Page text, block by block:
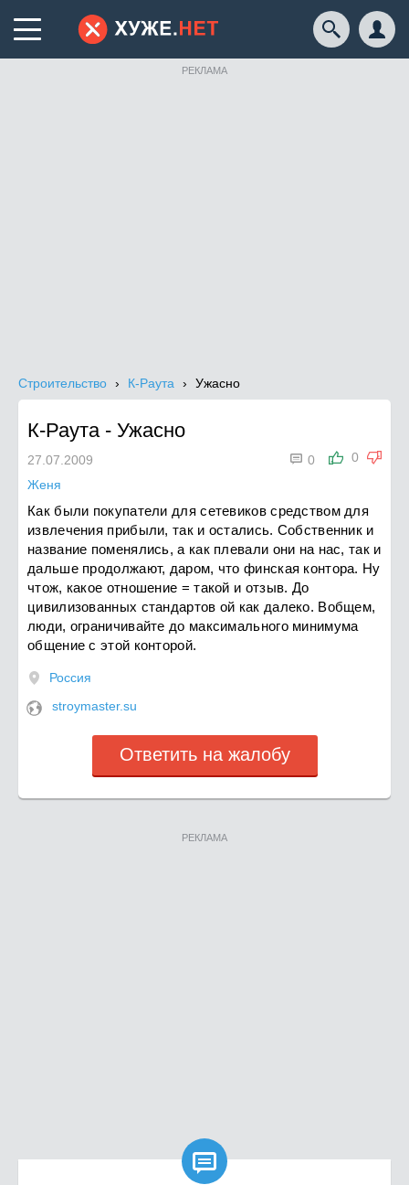
РЕКЛАМА
Строительство К-Раута Ужасно
К-Раута- Ужасно
0
 0
27.07.2009
Женя
Как были покупатели для сетевиков средством для
извлечения прибыли, так и остались. Собственник и
название поменялись, а как плевали они на нас, так и
дальше продолжают, даром, что финская контора. Ну
чтож, какое отношение = такой и отзыв. До
цивилизованных стандартов ой как далеко. Вобщем,
люди, ограничивайте до максимального минимума
общение с этой конторой.
Россия
stroymaster.su
Ответить на жалобу
РЕКЛАМА
